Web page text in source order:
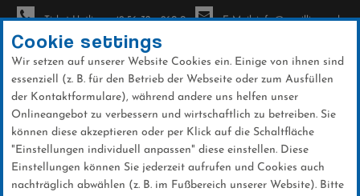
Direkt
zum
Inhalt
Ticket-Hotline: +49 56 32 - 960-0 E-Mail: info@sc-willingen.de
News
Cookie settings
Wir setzen auf unserer Website Cookies ein. Einige von ihnen sind
essenziell (z. B. für den Betrieb der Webseite oder zum Ausfüllen
der Kontaktformulare), während andere uns helfen unser
Onlineangebot zu verbessern und wirtschaftlich zu betreiben. Sie
können diese akzeptieren oder per Klick auf die Schaltfläche
"Einstellungen individuell anpassen" diese einstellen. Diese
Einstellungen können Sie jederzeit aufrufen und Cookies auch
nachträglich abwählen (z. B. im Fußbereich unserer Website). Bitte